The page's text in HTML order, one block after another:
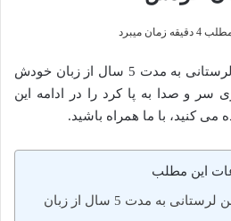
زمان میبرد
ماجرای زندان رفتن محسن لرستانی به مدت 5 سال از زبان خودش
سر و صدا به پا کرد را در ادامه این
کنید، با ما همراه باشید.
این مطلب
ماجرای زندان رفتن محسن لرستانی به مدت 5 سال از زبان